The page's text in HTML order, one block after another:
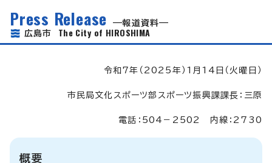
Press Release
報道資料
広島市 The City of HIROSHIMA
令和7年（2025年）1月14日（火曜日）
市民局文化スポーツ部スポーツ振興課課長：三原
電話：504－2502 内線：2730
概要